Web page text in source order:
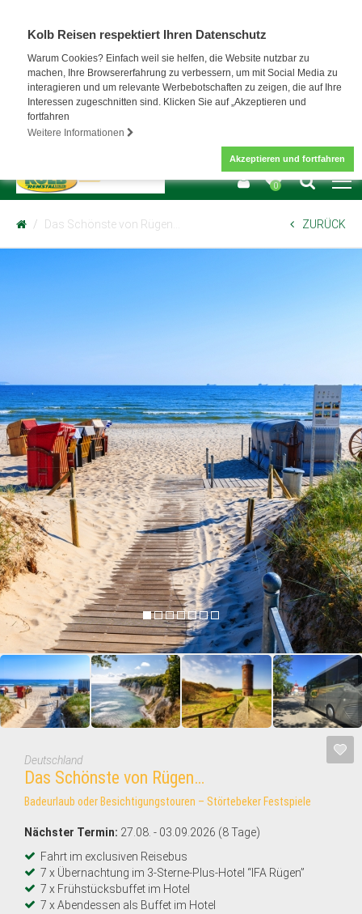
Kolb Reisen respektiert Ihren Datenschutz
Warum Cookies? Einfach weil sie helfen, die Website nutzbar zu
machen, Ihre Browsererfahrung zu verbessern, um mit Social Media zu
interagieren und um relevante Werbebotschaften zu zeigen, die auf Ihre
Interessen zugeschnitten sind. Klicken Sie auf „Akzeptieren und
fortfahren
Weitere Informationen
Akzeptieren und fortfahren
0
Das Schönste von Rügen… ZURÜCK
Deutschland
Das Schönste von Rügen…
Badeurlaub oder Besichtigungstouren – Störtebeker Festspiele
Nächster Termin: 27.08. - 03.09.2026 (8 Tage)
Fahrt im exclusiven Reisebus
7 x Übernachtung im 3-Sterne-Plus-Hotel “IFA Rügen”
7 x Frühstücksbuffet im Hotel
7 x Abendessen als Buffet im Hotel